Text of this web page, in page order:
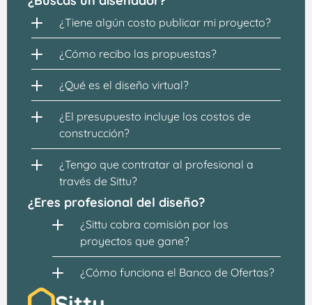
¿Tiene algún costo publicar mi proyecto?
¿Cómo recibo las propuestas?
¿Qué es el diseño virtual?
¿El presupuesto incluye los costos de
construcción?
¿Tengo que contratar al profesional a
través de Sittu?
¿Eres profesional del diseño?
¿Sittu cobra comisión por los
proyectos que gane?
¿Cómo funciona el Banco de Ofertas?